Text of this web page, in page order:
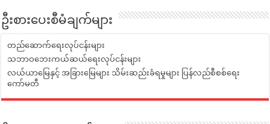
ဦးစားပေးစီမံချက်များ
တည်ဆောက်ရေးလုပ်ငန်းများ
သဘာဝဘေးကယ်ဆယ်ရေးလုပ်ငန်းများ
လယ်ယာမြေနှင့် အခြားမြေများ သိမ်းဆည်းခံရမှုများ ပြန်လည်စီစစ်ရေး
ကော်မတီ